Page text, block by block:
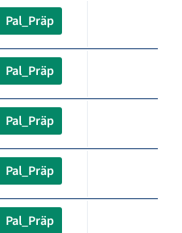
Pal_Präp
Pal_Präp
Pal_Präp
Pal_Präp
Pal_Präp